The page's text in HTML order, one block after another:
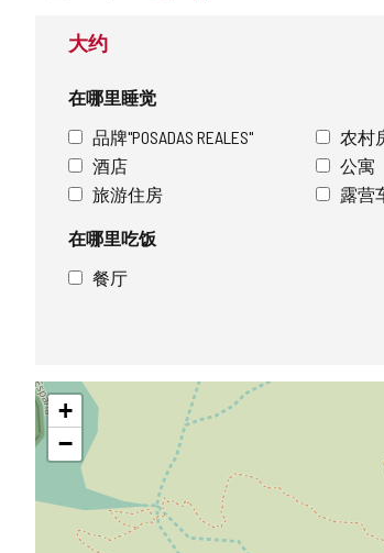
大约
在哪里睡觉
品牌"POSADAS REALES"
农村
酒店
公寓
旅游住房
露营
在哪里吃饭
餐厅
跳
过
地
图
+
−